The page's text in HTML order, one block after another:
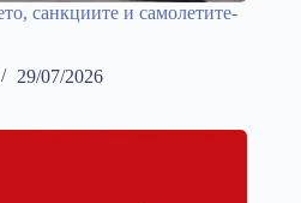
санкциите и самолетите-
29/07/2026